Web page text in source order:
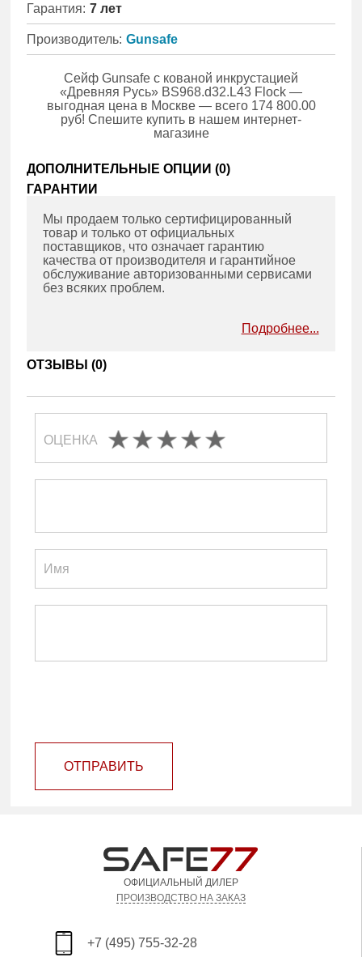
Гарантия: 7 лет
Производитель: Gunsafe
Сейф Gunsafe с кованой инкрустацией
«Древняя Русь» BS968.d32.L43 Flock —
выгодная цена в Москве — всего 174 800.00
руб! Спешите купить в нашем интернет-
магазине
ДОПОЛНИТЕЛЬНЫЕ ОПЦИИ (0)
ГАРАНТИИ
Мы продаем только сертифицированный
товар и только от официальных
поставщиков, что означает гарантию
качества от производителя и гарантийное
обслуживание авторизованными сервисами
без всяких проблем.
Подробнее...
ОТЗЫВЫ (0)
ОЦЕНКА
ОТПРАВИТЬ
ОФИЦИАЛЬНЫЙ ДИЛЕР
ПРОИЗВОДСТВО НА ЗАКАЗ
+7 (495) 755-32-28